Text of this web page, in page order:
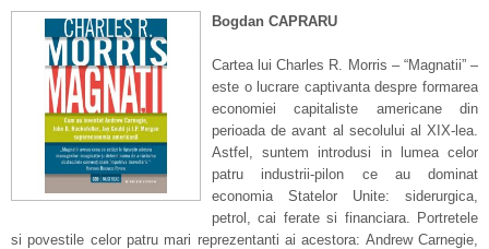
Bogdan CAPRARU
Cartea lui Charles R. Morris – “Magnatii” –
este o lucrare captivanta despre formarea
economiei capitaliste americane din
perioada de avant al secolului al XIX-lea.
Astfel, suntem introdusi in lumea celor
patru industrii-pilon ce au dominat
economia Statelor Unite: siderurgica,
petrol, cai ferate si financiara. Portretele
si povestile celor patru mari reprezentanti ai acestora: Andrew Carnegie,